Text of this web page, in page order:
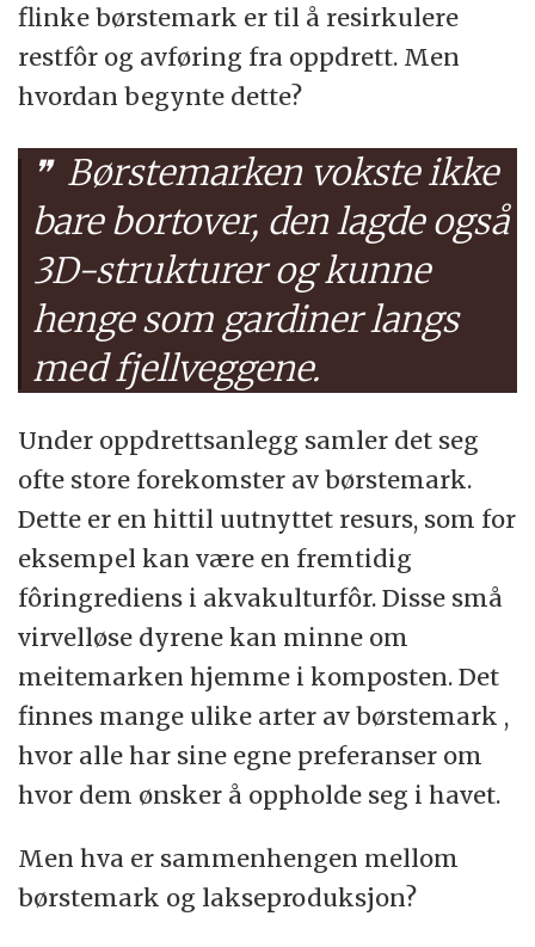
flinke børstemark er til å resirkulere
restfôr og avføring fra oppdrett. Men
hvordan begynte dette?
Børstemarken vokste ikke
bare bortover, den lagde også
3D-strukturer og kunne
henge som gardiner langs
med fjellveggene.
Under oppdrettsanlegg samler det seg
ofte store forekomster av børstemark.
Dette er en hittil uutnyttet resurs, som for
eksempel kan være en fremtidig
fôringrediens i akvakulturfôr. Disse små
virvelløse dyrene kan minne om
meitemarken hjemme i komposten. Det
finnes mange ulike arter av børstemark ,
hvor alle har sine egne preferanser om
hvor dem ønsker å oppholde seg i havet.
Men hva er sammenhengen mellom
børstemark og lakseproduksjon?